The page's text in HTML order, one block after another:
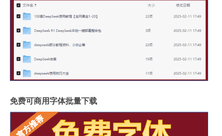
免费可商用字体批量下载